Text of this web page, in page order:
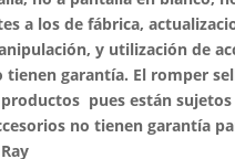
a los de fábrica,
y utilización de
tienen garantía. El romper
pues están
no tienen garantía